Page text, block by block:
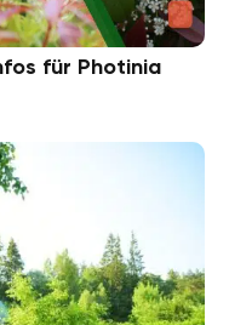
für Photinia